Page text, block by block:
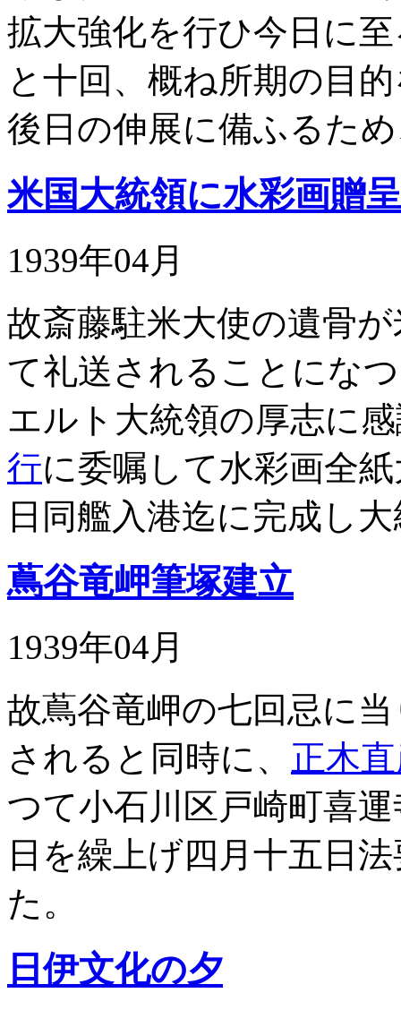
拡大強化を行ひ今日に
と十回、概ね所期の目
後日の伸展に備ふるた
米国大統領に水彩画贈呈
1939年04月
故斎藤駐米大使の遺骨
て礼送されることにな
エルト大統領の厚志に
行に委嘱して水彩画全
日同艦入港迄に完成し
蔦谷竜岬筆塚建立
1939年04月
故蔦谷竜岬の七回忌に
されると同時に、 正木
つて小石川区戸崎町喜
日を繰上げ四月十五日
た。
日伊文化の夕